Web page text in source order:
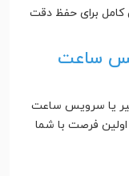
سرویس کامل برای حفظ دقت
ساعت
یا سرویس ساعت
فرصت با شما